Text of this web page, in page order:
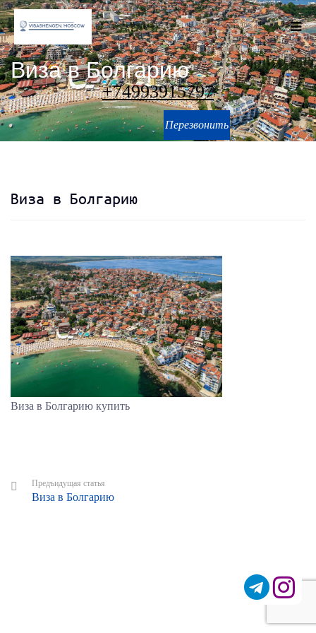
+74993915797
Перезвонить
Виза в Болгарию
Виза в Болгарию
Виза в Болгарию купить
Предъидущая статья
Виза в Болгарию